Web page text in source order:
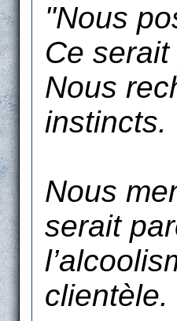
"Nous
Ce
Nous
instincts.
Nous
serait
clientèle.